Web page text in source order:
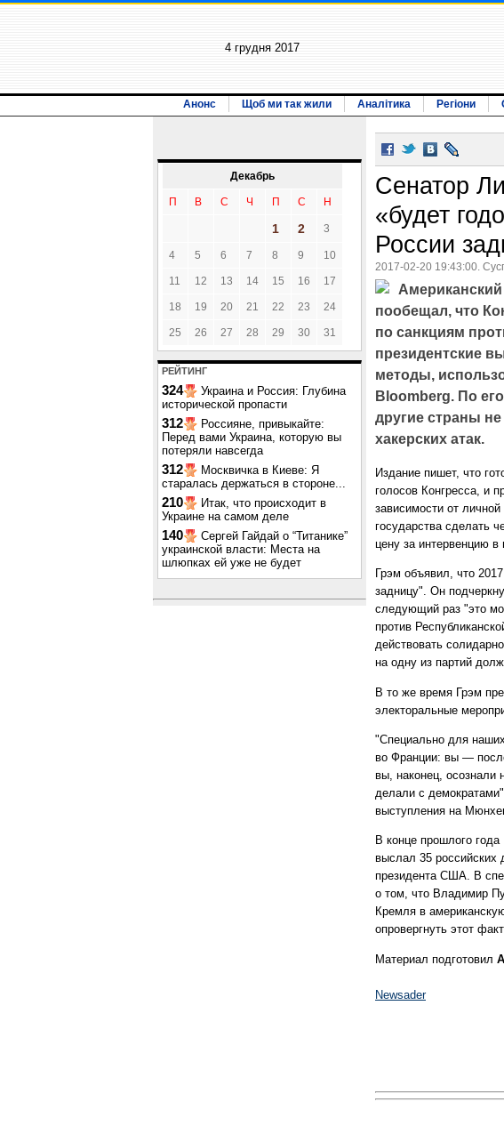
4 грудня 2017
Анонс Щоб ми так жили Аналітика Регіони
Декабрь
П В С Ч П С Н
1 2 3
4 5 6 7 8 9 10
11 12 13 14 15 16 17
18 19 20 21 22 23 24
25 26 27 28 29 30 31
РЕЙТИНГ
324
Украина и Россия: Глубина
исторической пропасти
312
Россияне, привыкайте:
Перед вами Украина, которую вы
потеряли навсегда
312
Москвичка в Киеве: Я
старалась держаться в стороне...
210
Итак, что происходит в
Украине на самом деле
140
Сергей Гайдай о “Титанике”
украинской власти: Места на
шлюпках ей уже не будет
Сенатор
«будет
России
2017-02-20 19:43:00.
пообещал, что
по санкциям
президентские
методы,
Bloomberg. По
другие страны
хакерских атак.
Издание пишет, что
голосов Конгресса, и
зависимости от
государства сделать
цену за интервенцию
Грэм объявил, что
задницу". Он
следующий раз "это
против
действовать
на одну из партий
В то же время Грэм
электоральные
"Специально для
во Франции: вы —
вы, наконец, осознали
делали с
выступления на
В конце прошлого
выслал 35 российских
президента США. В
о том, что Владимир
Кремля в
опровергнуть этот
Материал подготовил
Newsader